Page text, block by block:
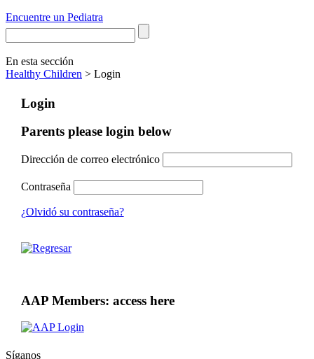
Encuentre un Pediatra
En esta sección
Healthy Children > Login
Login
Parents please login below
Dirección de correo electrónico
Contraseña
¿Olvidó su contraseña?
AAP Members: access here
Síganos